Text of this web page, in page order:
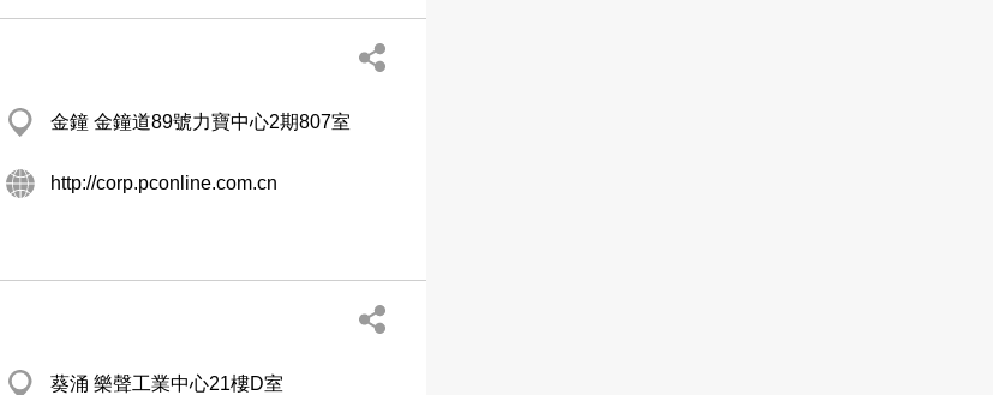
金鐘 金鐘道89號力寶中心2期807室
http://corp.pconline.com.cn
葵涌 樂聲工業中心21樓D室